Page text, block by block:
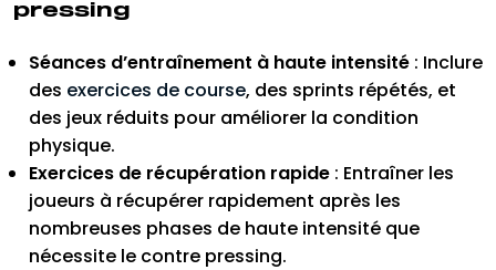
pressing
Séances d’entraînement à haute intensité : Inclure
des exercices de course, des sprints répétés, et
des jeux réduits pour améliorer la condition
physique.
Exercices de récupération rapide : Entraîner les
joueurs à récupérer rapidement après les
nombreuses phases de haute intensité que
nécessite le contre pressing.